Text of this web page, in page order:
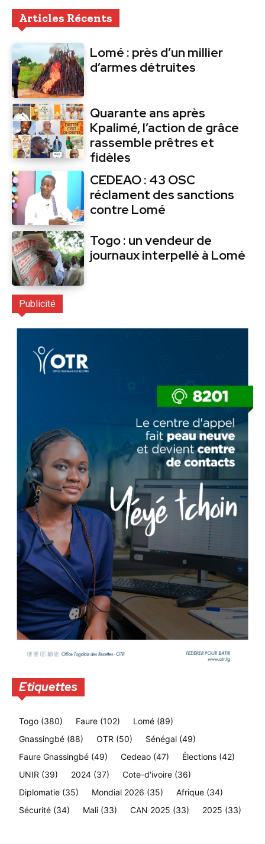
Articles Récents
Lomé : près d’un millier
d’armes détruites
Quarante ans après
Kpalimé, l’action de grâce
rassemble prêtres et
fidèles
CEDEAO : 43 OSC
réclament des sanctions
contre Lomé
Togo : un vendeur de
journaux interpellé à Lomé
Publicité
Etiquettes
Togo (380) Faure (102) Lomé (89)
Gnassingbé (88) OTR (50) Sénégal (49)
Faure Gnassingbé (49) Cedeao (47) Élections (42)
UNIR (39) 2024 (37) Cote-d'ivoire (36)
Diplomatie (35) Mondial 2026 (35) Afrique (34)
Sécurité (34) Mali (33) CAN 2025 (33) 2025 (33)